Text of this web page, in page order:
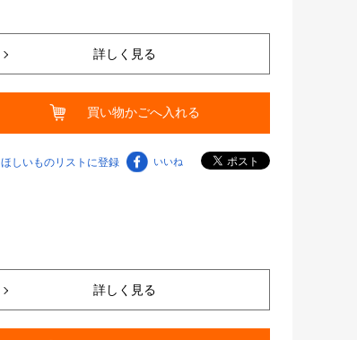
詳しく見る
買い物かごへ入れる
ほしいものリストに登録 いいね
詳しく見る